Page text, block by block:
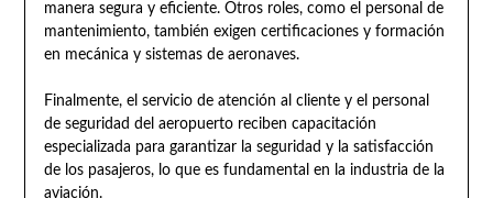
manera segura y eficiente. Otros roles, como el personal de
mantenimiento, también exigen certificaciones y formación
en mecánica y sistemas de aeronaves.
Finalmente, el servicio de atención al cliente y el personal
de seguridad del aeropuerto reciben capacitación
especializada para garantizar la seguridad y la satisfacción
de los pasajeros, lo que es fundamental en la industria de la
aviación.